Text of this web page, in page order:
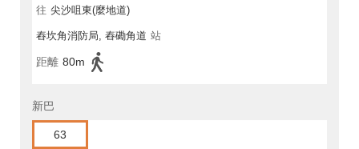
往 尖沙咀東(麼地道)
舂坎角消防局, 舂磡角道 站
距離 80m
新巴
63